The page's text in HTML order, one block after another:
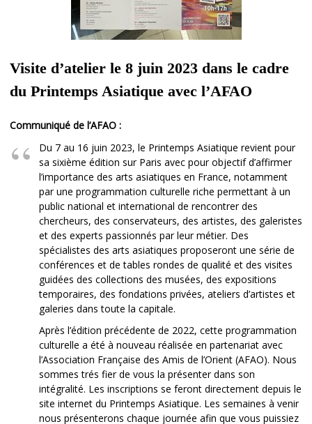
Visite d’atelier le 8 juin 2023 dans le cadre
du Printemps Asiatique avec l’AFAO
Communiqué de l’AFAO :
Du 7 au 16 juin 2023, le Printemps Asiatique revient pour
sa sixième édition sur Paris avec pour objectif d’affirmer
l’importance des arts asiatiques en France, notamment
par une programmation culturelle riche permettant à un
public national et international de rencontrer des
chercheurs, des conservateurs, des artistes, des galeristes
et des experts passionnés par leur métier. Des
spécialistes des arts asiatiques proposeront une série de
conférences et de tables rondes de qualité et des visites
guidées des collections des musées, des expositions
temporaires, des fondations privées, ateliers d’artistes et
galeries dans toute la capitale.
Après l’édition précédente de 2022, cette programmation
culturelle a été à nouveau réalisée en partenariat avec
l’Association Française des Amis de l’Orient (AFAO). Nous
sommes trés fier de vous la présenter dans son
intégralité. Les inscriptions se feront directement depuis le
site internet du Printemps Asiatique. Les semaines à venir
nous présenterons chaque journée afin que vous puissiez